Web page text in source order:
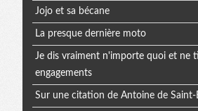
Jojo et sa bécane
La presque dernière moto
Je dis vraiment n'importe quoi et ne
engagements
Sur une citation de Antoine de Saint-